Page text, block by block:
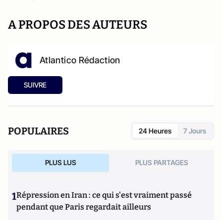
A PROPOS DES AUTEURS
Atlantico Rédaction
SUIVRE
POPULAIRES 24 Heures 7 Jours
PLUS LUS PLUS PARTAGES
1Répression en Iran : ce qui s'est vraiment passé
pendant que Paris regardait ailleurs